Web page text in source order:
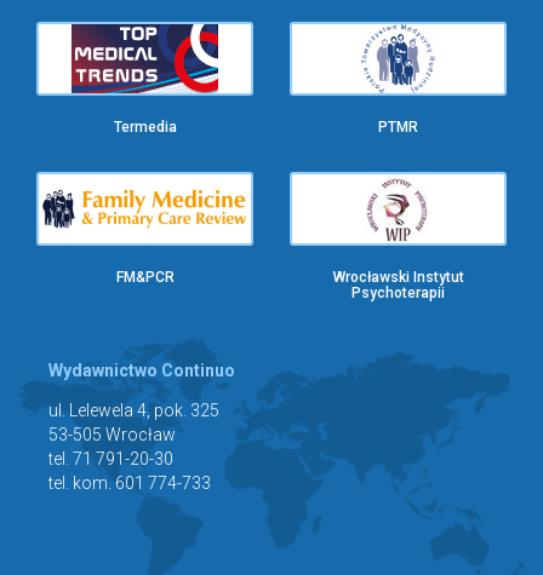
Termedia PTMR
FM&PCR
Wrocławski Instytut
Psychoterapii
Wydawnictwo Continuo
ul. Lelewela 4, pok. 325
53-505 Wrocław
tel. 71 791-20-30
tel. kom. 601 774-733